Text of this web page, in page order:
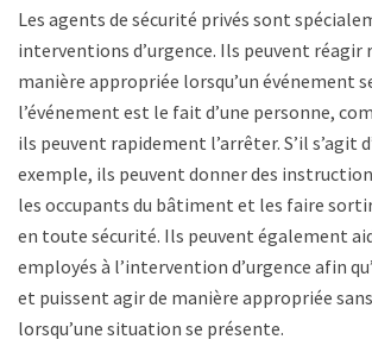
Les agents de sécurité privés sont
interventions d’urgence. Ils peuvent réagir
manière appropriée lorsqu’un événement
l’événement est le fait d’une personne,
ils peuvent rapidement l’arrêter. S’il s’agit
exemple, ils peuvent donner des
les occupants du bâtiment et les faire
en toute sécurité. Ils peuvent également
employés à l’intervention d’urgence afin
et puissent agir de manière appropriée
lorsqu’une situation se présente.